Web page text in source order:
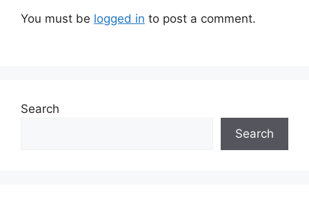
You must be logged in to post a comment.
Search
Search